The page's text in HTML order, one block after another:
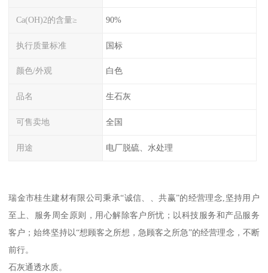
Ca(OH)2的含量≥ 90%
执行质量标准 国标
颜色/外观 白色
品名 生石灰
可售卖地 全国
用途 电厂脱硫、水处理
瑞金市桂生建材有限公司秉承“诚信、、共赢”的经营理念,坚持用户
至上、服务周全原则，用心解除客户所忧；以科技服务和产品服务
客户；始终坚持以“想顾客之所想，急顾客之所急”的经营理念，不断
前行。
石灰通透水质。